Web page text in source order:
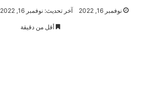
نوفمبر 16, 2022 آخر تحديث: نوفمبر 16, 2022
أقل من دقيقة